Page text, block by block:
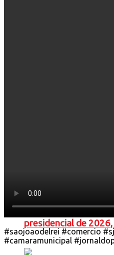
Polarização regional
presidencial de
#saojoaodelrei #comercio
#camaramunicipal